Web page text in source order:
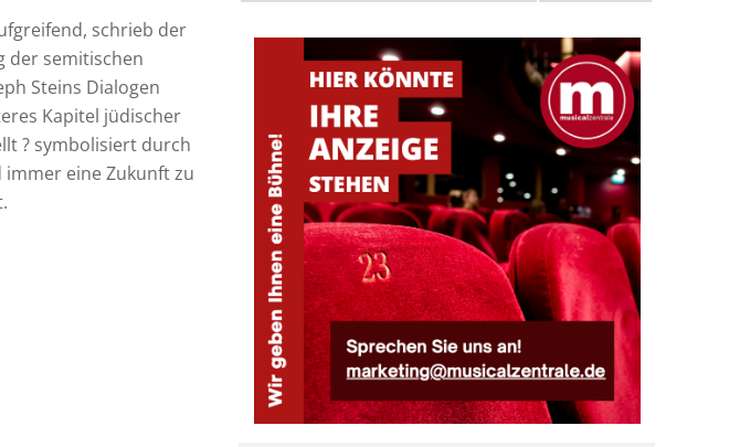
schrieb der
der semitischen
Steins Dialogen
Kapitel jüdischer
? symbolisiert durch
immer eine Zukunft zu